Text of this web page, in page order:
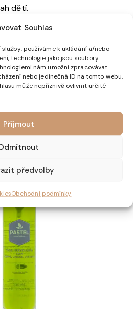
Souhlas
používáme k ukládání a/nebo
technologie jako jsou soubory
nám umožní zpracovávat
nebo jedinečná ID na tomto webu.
může nepříznivě ovlivnit určité
Příjmout
předvolby
Obchodní podmínky
dětí.
v suchu, při pokojové teplotě a
Francie
trvanlivost je uvedena na